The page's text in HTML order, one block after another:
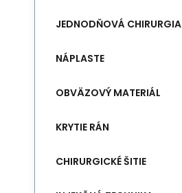
JEDNODŇOVÁ CHIRURGIA
NÁPLASTE
OBVÄZOVÝ MATERIÁL
KRYTIE RÁN
CHIRURGICKÉ ŠITIE